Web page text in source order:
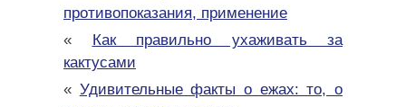
противопоказания, применение
« Как правильно ухаживать за
кактусами
« Удивительные факты о ежах: то, о